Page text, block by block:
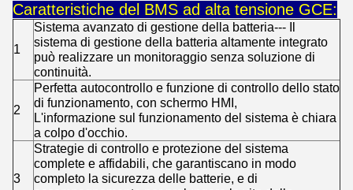
Caratteristiche del BMS ad alta tensione GCE:
1
Sistema avanzato di gestione della batteria--- Il
sistema di gestione della batteria altamente integrato
può realizzare un monitoraggio senza soluzione di
continuità.
2
Perfetta autocontrollo e funzione di controllo dello stato
di funzionamento, con schermo HMI,
L'informazione sul funzionamento del sistema è chiara
a colpo d'occhio.
3
Strategie di controllo e protezione del sistema
complete e affidabili, che garantiscano in modo
completo la sicurezza delle batterie, e di